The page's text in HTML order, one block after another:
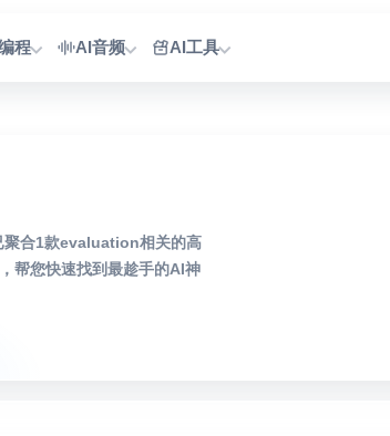
程 AI音频 AI工具
聚合1款evaluation相关的高
帮您快速找到最趁手的AI神